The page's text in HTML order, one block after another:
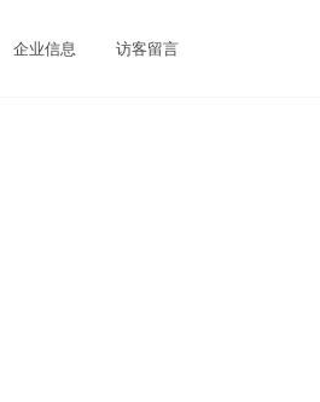
企业信息 访客留言